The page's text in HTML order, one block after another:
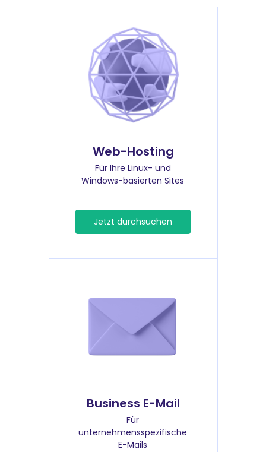
Web-Hosting
Für Ihre Linux- und
Windows-basierten Sites
Jetzt durchsuchen
Business E-Mail
Für
unternehmensspezifische
E-Mails